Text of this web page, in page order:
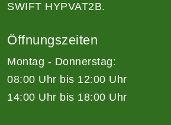
SWIFT HYPVAT2B.
Öffnungszeiten
Montag - Donnerstag:
08:00 Uhr bis 12:00 Uhr
14:00 Uhr bis 18:00 Uhr